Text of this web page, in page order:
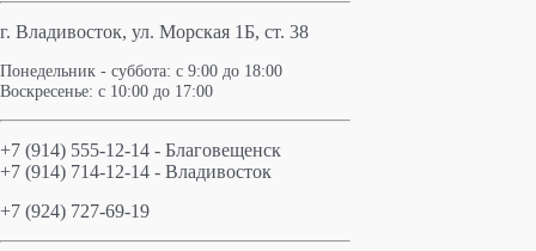
г. Владивосток, ул. Морская 1Б, ст. 38
Понедельник - суббота: с 9:00 до 18:00
Воскресенье: с 10:00 до 17:00
+7 (914) 555-12-14 - Благовещенск
+7 (914) 714-12-14 - Владивосток
+7 (924) 727-69-19